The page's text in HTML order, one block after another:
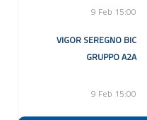
9 Feb 15:00
VIGOR SEREGNO BIC
GRUPPO A2A
9 Feb 15:00